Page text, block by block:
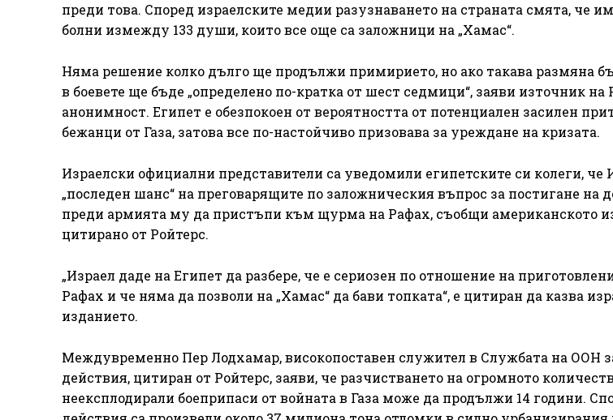
преди това. Според израелските медии разузнаването на страната смята, че
болни измежду 133 души, които все още са заложници на „Хамас“.
Няма решение колко дълго ще продължи примирието, но ако такава размяна
в боевете ще бъде „определено по-кратка от шест седмици“, заяви източник на
анонимност. Египет е обезпокоен от вероятността от потенциален засилен
бежанци от Газа, затова все по-настойчиво призовава за уреждане на кризата.
Израелски официални представители са уведомили египетските си колеги, че
„последен шанс“ на преговарящите по заложническия въпрос за постигане на
преди армията му да пристъпи към щурма на Рафах, съобщи американското
цитирано от Ройтерс.
„Израел даде на Египет да разбере, че е сериозен по отношение на
Рафах и че няма да позволи на „Хамас“ да бави топката“, е цитиран да казва
изданието.
Междувременно Пер Лодхамар, високопоставен служител в Службата на ООН
действия, цитиран от Ройтерс, заяви, че разчистването на огромното
неексплодирали боеприпаси от войната в Газа може да продължи 14 години.